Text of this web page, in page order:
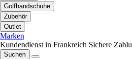
Golfhandschuhe
Zubehör
Outlet
Marken
Kundendienst in Frankreich Sichere
Suchen